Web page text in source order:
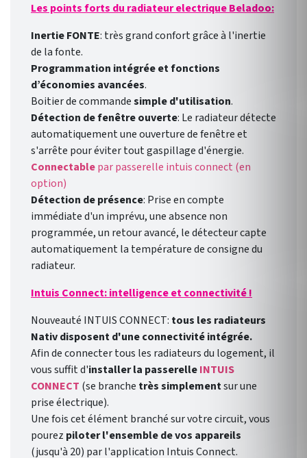
Les points forts du radiateur electrique Beladoo:
Inertie FONTE: très grand confort grâce à l'inertie
de la fonte.
Programmation intégrée et fonctions
d’économies avancées.
Boitier de commandesimple d'utilisation.
Détection de fenêtre ouverte: Le radiateur détecte
automatiquement une ouverture de fenêtre et
s'arrête pour éviter tout gaspillage d'énergie.
Connectablepar passerelle intuis connect (en
option)
Détection de présence: Prise en compte
immédiate d'un imprévu, une absence non
programmée, un retour avancé, le détecteur capte
automatiquement la température de consigne du
radiateur.
Intuis Connect: intelligence et connectivité !
Nouveauté INTUIS CONNECT: tous les radiateurs
Nativ disposent d'une connectivité intégrée.
Afin de connecter tous les radiateurs du logement, il
vous suffit d'installer la passerelleINTUIS
CONNECT (se branche très simplementsur une
prise électrique).
Une fois cet élément branché sur votre circuit, vous
pourez piloter l'ensemble de vos appareils
(jusqu'à 20) par l'application Intuis Connect.